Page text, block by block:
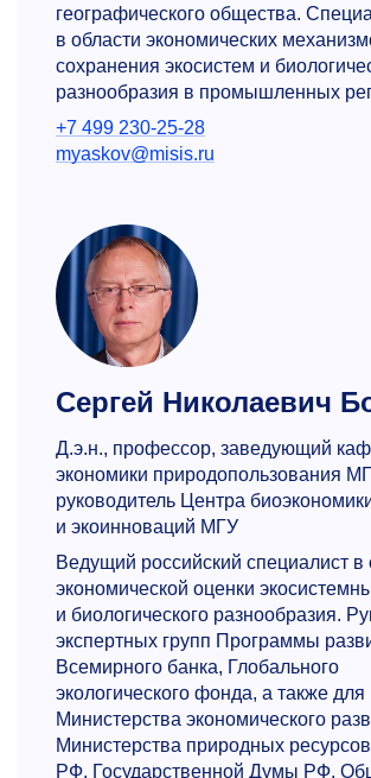
географического общества.
в области экономических
сохранения экосистем и
разнообразия в промышленных
+7 499 230-25-28
myaskov@misis.ru
Сергей Николаевич
Д.э.н., профессор, заведующий
экономики природопользования
руководитель Центра
и экоинноваций МГУ
Ведущий российский специалист в
экономической оценки
и биологического разнообразия.
экспертных групп Программы
Всемирного банка, Глобального
экологического фонда, а также для
Министерства экономического
Министерства природных
РФ, Государственной Думы РФ,